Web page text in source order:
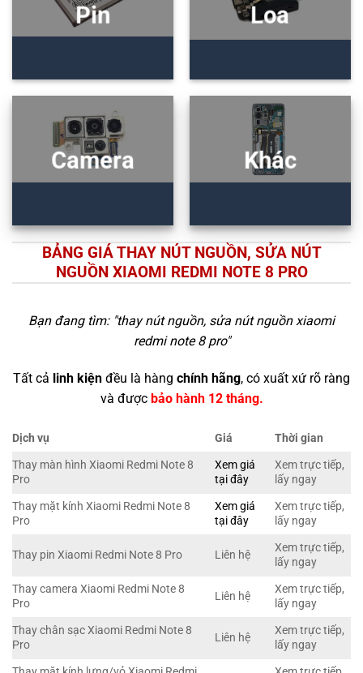
Pin Loa
Camera Khác
BẢNG GIÁ THAY NÚT NGUỒN, SỬA NÚT
NGUỒN XIAOMI REDMI NOTE 8 PRO
Bạn đang tìm: "thay nút nguồn, sửa nút nguồn xiaomi
redmi note 8 pro"
Tất cả linh kiện đều là hàng chính hãng, có xuất xứ rõ ràng
và được bảo hành 12 tháng.
Dịch vụ Giá
Thời gian
Thay màn hình Xiaomi Redmi Note 8
Pro
Xem giá
tại đây
Xem trực tiếp,
lấy ngay
Thay mặt kính Xiaomi Redmi Note 8
Pro
Xem giá
tại đây
Xem trực tiếp,
lấy ngay
Thay pin Xiaomi Redmi Note 8 Pro Liên hệ
Xem trực tiếp,
lấy ngay
Thay camera Xiaomi Redmi Note 8
Pro
Liên hệ
Xem trực tiếp,
lấy ngay
Thay chân sạc Xiaomi Redmi Note 8
Pro
Liên hệ
Xem trực tiếp,
lấy ngay